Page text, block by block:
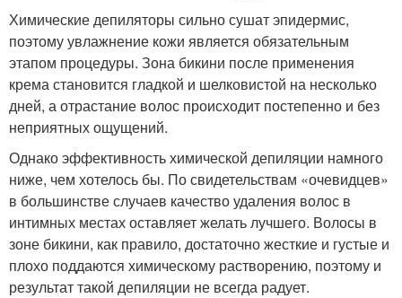
Химические депиляторы сильно сушат эпидермис,
поэтому увлажнение кожи является обязательным
этапом процедуры. Зона бикини после применения
крема становится гладкой и шелковистой на несколько
дней, а отрастание волос происходит постепенно и без
неприятных ощущений.
Однако эффективность химической депиляции намного
ниже, чем хотелось бы. По свидетельствам «очевидцев»
в большинстве случаев качество удаления волос в
интимных местах оставляет желать лучшего. Волосы в
зоне бикини, как правило, достаточно жесткие и густые и
плохо поддаются химическому растворению, поэтому и
результат такой депиляции не всегда радует.